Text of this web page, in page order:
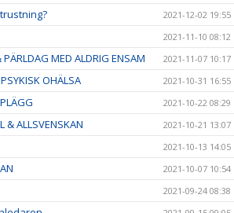
2021-12-02 19:55
2021-11-10 08:12
MED ALDRIG ENSAM 2021-11-07 10:17
OHÄLSA 2021-10-31 16:55
2021-10-22 08:29
& ALLSVENSKAN 2021-10-21 13:07
2021-10-13 14:05
2021-10-07 10:54
2021-09-24 08:38